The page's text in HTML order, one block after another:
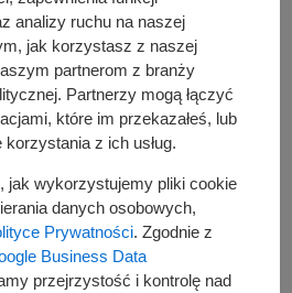
analizy ruchu na naszej
jak korzystasz z naszej
partnerom z branży
Partnerzy mogą łączyć
które im przekazałeś, lub
z ich usług.
jak wykorzystujemy pliki cookie
danych osobowych,
Prywatności. Zgodnie z
Business Data
przejrzystość i kontrolę nad